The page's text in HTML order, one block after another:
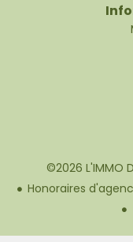
©2026 L'IMMO
Honoraires